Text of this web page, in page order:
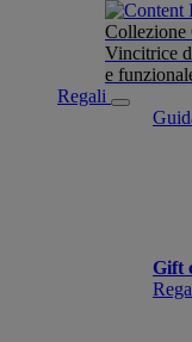
Collezione
Vincitrice
e
Regali
Gift